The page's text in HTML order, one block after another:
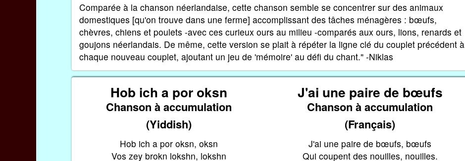
Comparée à la chanson néerlandaise, cette chanson semble se concentrer sur des animaux
domestiques [qu'on trouve dans une ferme] accomplissant des tâches ménagères : bœufs,
chèvres, chiens et poulets -avec ces curieux ours au milieu -comparés aux ours, lions, renards et
goujons néerlandais. De même, cette version se plait à répéter la ligne clé du couplet précédent à
chaque nouveau couplet, ajoutant un jeu de 'mémoire' au défi du chant." -Niklas
Hob ich a por oksn J'ai une paire de bœufs
Chanson à accumulation
Chanson à accumulation
(Yiddish)
(Français)
Hob ich a por oksn, oksn
Vos zey brokn lokshn, lokshn
J'ai une paire de bœufs, bœufs
Qui coupent des nouilles, nouilles.